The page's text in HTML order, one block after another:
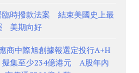
臨時撥款法案 結束美國史上最
美期向好
商中際旭創據報選定投行A+H
擬集至少234億港元 A股年內